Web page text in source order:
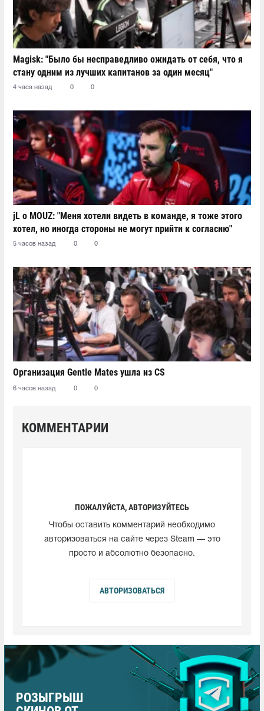
Magisk: "Было бы несправедливо ожидать от себя, что я
стану одним из лучших капитанов за один месяц"
4 часа назад 0 0
jL о MOUZ: "Меня хотели видеть в команде, я тоже этого
хотел, но иногда стороны не могут прийти к согласию"
5 часов назад 0 0
Организация Gentle Mates ушла из CS
6 часов назад 0 0
КОММЕНТАРИИ
ПОЖАЛУЙСТА, АВТОРИЗУЙТЕСЬ
Чтобы оставить комментарий необходимо
авторизоваться на сайте через Steam — это
просто и абсолютно безопасно.
АВТОРИЗОВАТЬСЯ
РОЗЫГРЫШ